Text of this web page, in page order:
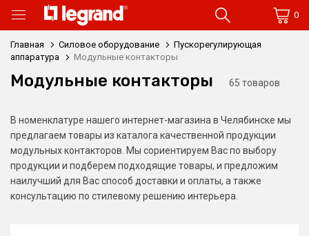
0
Главная Силовое оборудование
Пускорегулирующая
аппаратура
Модульные контакторы
Модульные контакторы 65 товаров
В номенклатуре нашего интернет-магазина в Челябинске мы
предлагаем товары из каталога качественной продукции
модульных контакторов. Мы сориентируем Вас по выбору
продукции и подберем подходящие товары, и предложим
наилучший для Вас способ доставки и оплаты, а также
консультацию по стилевому решению интерьера.